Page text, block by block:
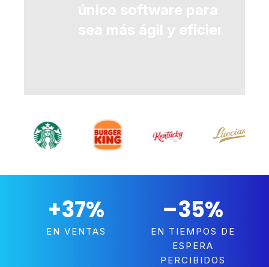
único software para que tu
sea más ágil y eficiente.
+37%
EN VENTAS
–35%
EN TIEMPOS DE
ESPERA
PERCIBIDOS